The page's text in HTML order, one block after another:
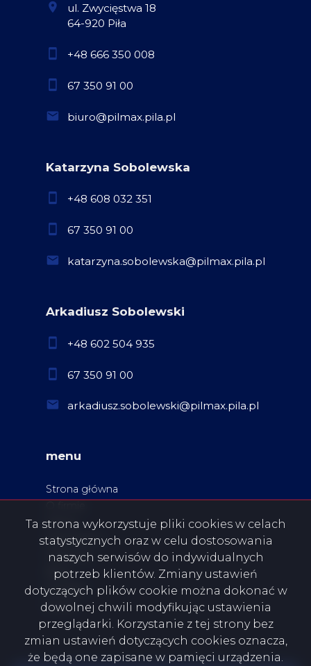
ul. Zwycięstwa 18
64-920 Piła
+48 666 350 008
67 350 91 00
biuro@pilmax.pila.pl
Katarzyna Sobolewska
+48 608 032 351
67 350 91 00
katarzyna.sobolewska@pilmax.pila.pl
Arkadiusz Sobolewski
+48 602 504 935
67 350 91 00
arkadiusz.sobolewski@pilmax.pila.pl
menu
Strona główna
Oferty
Zgłoszenia
Ulubione
Blog
Kontakt
Rodo
Ta strona wykorzystuje pliki cookies w celach
statystycznych oraz w celu dostosowania
naszych serwisów do indywidualnych
potrzeb klientów. Zmiany ustawień
dotyczących plików cookie można dokonać w
dowolnej chwili modyfikując ustawienia
przeglądarki. Korzystanie z tej strony bez
zmian ustawień dotyczących cookies oznacza,
że będą one zapisane w pamięci urządzenia.